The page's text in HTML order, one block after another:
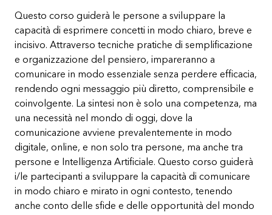
Questo corso guiderà le persone a sviluppare la
capacità di esprimere concetti in modo chiaro, breve e
incisivo. Attraverso tecniche pratiche di semplificazione
e organizzazione del pensiero, impareranno a
comunicare in modo essenziale senza perdere efficacia,
rendendo ogni messaggio più diretto, comprensibile e
coinvolgente. La sintesi non è solo una competenza, ma
una necessità nel mondo di oggi, dove la
comunicazione avviene prevalentemente in modo
digitale, online, e non solo tra persone, ma anche tra
persone e Intelligenza Artificiale. Questo corso guiderà
i/le partecipanti a sviluppare la capacità di comunicare
in modo chiaro e mirato in ogni contesto, tenendo
anche conto delle sfide e delle opportunità del mondo